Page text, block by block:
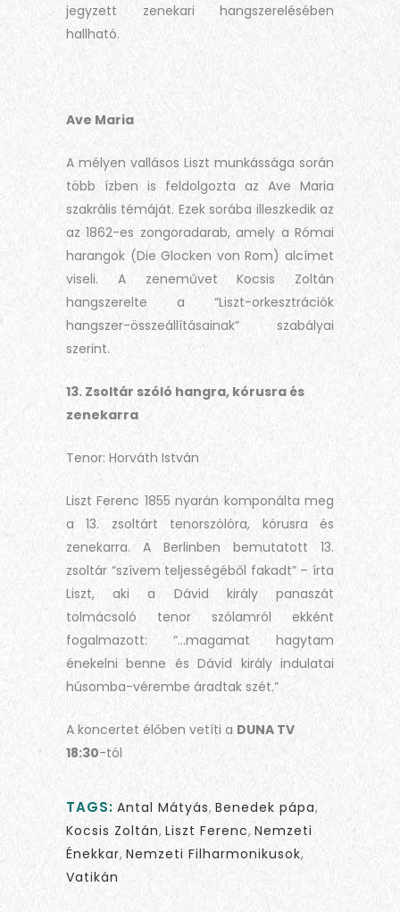
jegyzett zenekari hangszerelésében
hallható.
Ave Maria
A mélyen vallásos Liszt munkássága során
több ízben is feldolgozta az Ave Maria
szakrális témáját. Ezek sorába illeszkedik az
az 1862-es zongoradarab, amely a Római
harangok (Die Glocken von Rom) alcímet
viseli. A zeneművet Kocsis Zoltán
hangszerelte a “Liszt-orkesztrációk
hangszer-összeállításainak” szabályai
szerint.
13. Zsoltár szóló hangra, kórusra és
zenekarra
Tenor: Horváth István
Liszt Ferenc 1855 nyarán komponálta meg
a 13. zsoltárt tenorszólóra, kórusra és
zenekarra. A Berlinben bemutatott 13.
zsoltár “szívem teljességéből fakadt” – írta
Liszt, aki a Dávid király panaszát
tolmácsoló tenor szólamról ekként
fogalmazott: “…magamat hagytam
énekelni benne és Dávid király indulatai
húsomba-vérembe áradtak szét.”
A koncertet élőben vetíti a DUNA TV
18:30-tól
TAGS: Antal Mátyás, Benedek pápa,
Kocsis Zoltán, Liszt Ferenc, Nemzeti
Énekkar, Nemzeti Filharmonikusok,
Vatikán